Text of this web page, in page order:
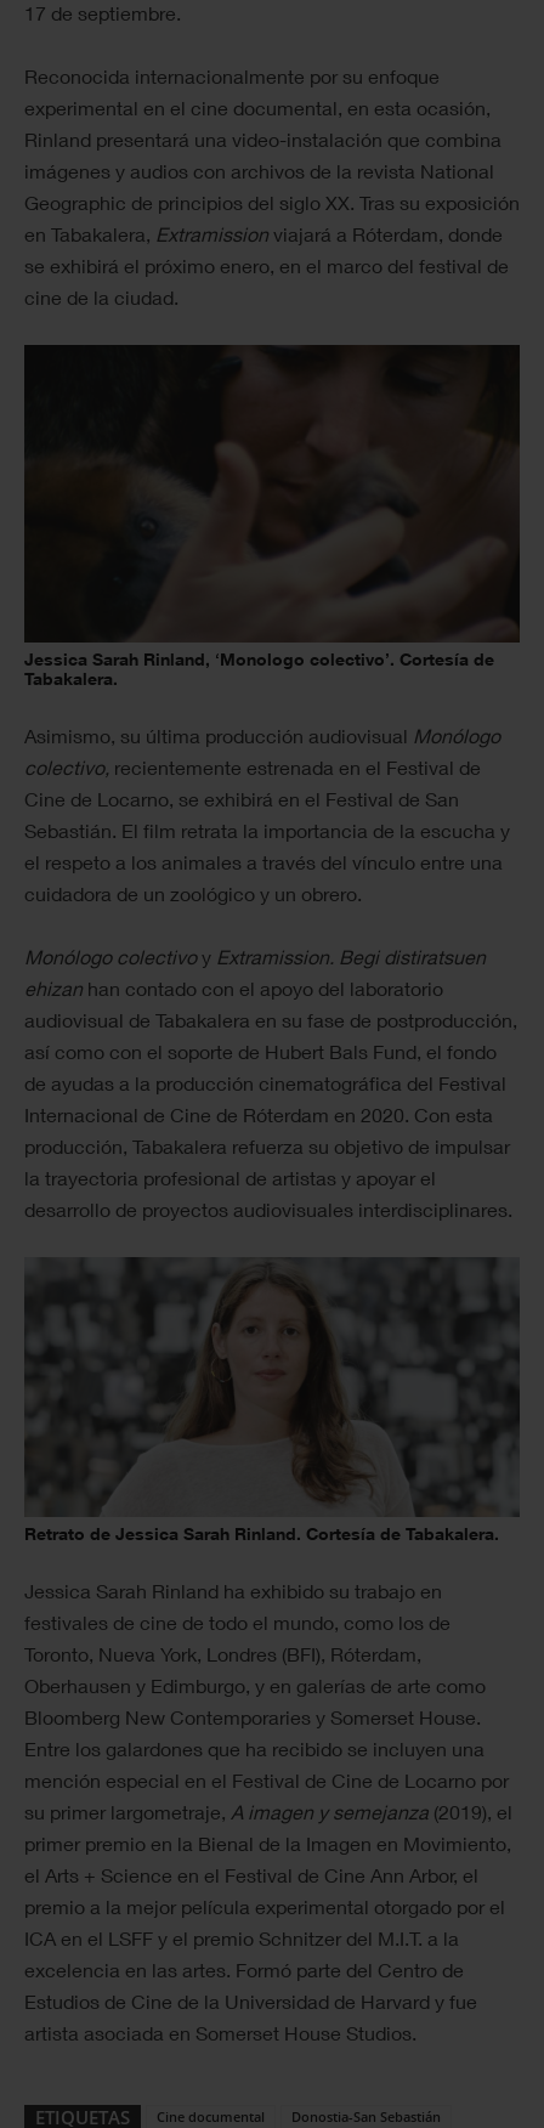
17 de septiembre.
Reconocida internacionalmente por su enfoque
experimental en el cine documental, en esta ocasión,
Rinland presentará una video-instalación que combina
imágenes y audios con archivos de la revista National
Geographic de principios del siglo XX. Tras su exposición
en Tabakalera, Extramission viajará a Róterdam, donde
se exhibirá el próximo enero, en el marco del festival de
cine de la ciudad.
Jessica Sarah Rinland, ‘Monologo colectivo’. Cortesía de
Tabakalera.
Asimismo, su última producción audiovisual Monólogo
colectivo, recientemente estrenada en el Festival de
Cine de Locarno, se exhibirá en el Festival de San
Sebastián. El film retrata la importancia de la escucha y
el respeto a los animales a través del vínculo entre una
cuidadora de un zoológico y un obrero.
Monólogo colectivoy Extramission. Begi distiratsuen
ehizan han contado con el apoyo del laboratorio
audiovisual de Tabakalera en su fase de postproducción,
así como con el soporte de Hubert Bals Fund, el fondo
de ayudas a la producción cinematográfica del Festival
Internacional de Cine de Róterdam en 2020. Con esta
producción, Tabakalera refuerza su objetivo de impulsar
la trayectoria profesional de artistas y apoyar el
desarrollo de proyectos audiovisuales interdisciplinares.
Retrato de Jessica Sarah Rinland. Cortesía de Tabakalera.
Jessica Sarah Rinland ha exhibido su trabajo en
festivales de cine de todo el mundo, como los de
Toronto, Nueva York, Londres (BFI), Róterdam,
Oberhausen y Edimburgo, y en galerías de arte como
Bloomberg New Contemporaries y Somerset House.
Entre los galardones que ha recibido se incluyen una
mención especial en el Festival de Cine de Locarno por
su primer largometraje, A imagen y semejanza (2019), el
primer premio en la Bienal de la Imagen en Movimiento,
el Arts + Science en el Festival de Cine Ann Arbor, el
premio a la mejor película experimental otorgado por el
ICA en el LSFF y el premio Schnitzer del M.I.T. a la
excelencia en las artes. Formó parte del Centro de
Estudios de Cine de la Universidad de Harvard y fue
artista asociada en Somerset House Studios.
ETIQUETAS Cine documental Donostia-San Sebastián